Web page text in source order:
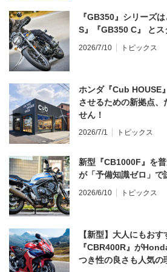
『GB350』シリーズ
S』『GB350 C』 と
2026/7/10 トピックス
ホンダ『Cub HOUSE
させるための新拠点、
せん！
2026/7/1 トピックス
新型『CB1000F』を
が「予備知識ゼロ」で
2026/6/10 トピックス
【新型】大人にもお
『CBR400R』が
つき性の良さも人気の